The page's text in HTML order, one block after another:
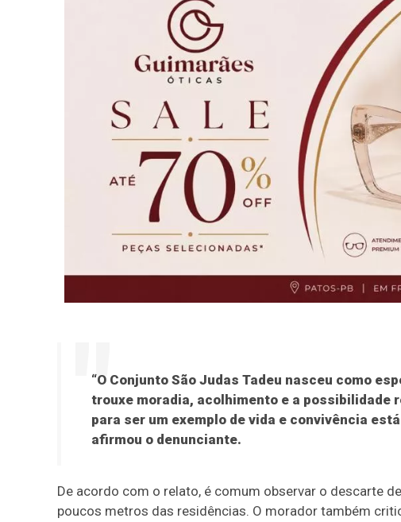
“O Conjunto São Judas Tadeu nasceu como
trouxe moradia, acolhimento e a possibilidade
para ser um exemplo de vida e convivência
afirmou o denunciante.
De acordo com o relato, é comum observar o descarte
poucos metros das residências. O morador também